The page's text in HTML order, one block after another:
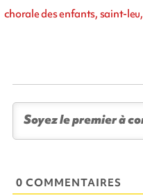
chorale des enfants, saint-leu,
0 COMMENTAIRES